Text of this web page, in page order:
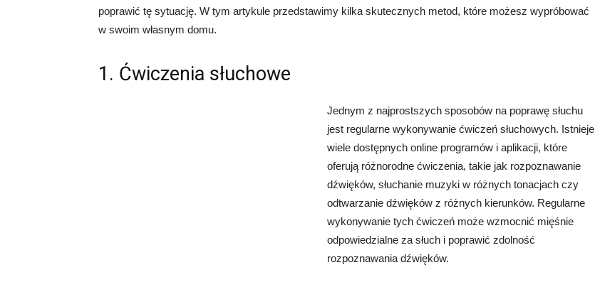
poprawić tę sytuację. W tym artykule przedstawimy kilka skutecznych metod, które możesz wypróbować
w swoim własnym domu.
1. Ćwiczenia słuchowe
Jednym z najprostszych sposobów na poprawę słuchu
jest regularne wykonywanie ćwiczeń słuchowych. Istnieje
wiele dostępnych online programów i aplikacji, które
oferują różnorodne ćwiczenia, takie jak rozpoznawanie
dźwięków, słuchanie muzyki w różnych tonacjach czy
odtwarzanie dźwięków z różnych kierunków. Regularne
wykonywanie tych ćwiczeń może wzmocnić mięśnie
odpowiedzialne za słuch i poprawić zdolność
rozpoznawania dźwięków.